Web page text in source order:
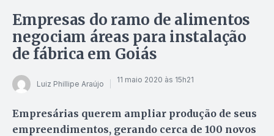
Empresas do ramo de alimentos
negociam áreas para instalação
de fábrica em Goiás
Luiz Phillipe Araújo 11 maio 2020 às 15h21
Empresárias querem ampliar produção de seus
empreendimentos, gerando cerca de 100 novos